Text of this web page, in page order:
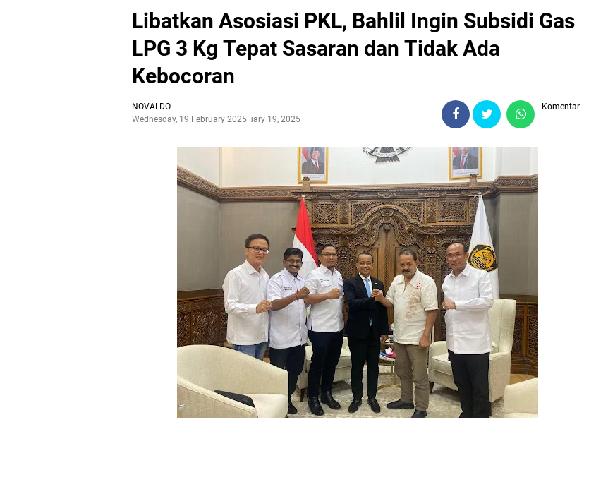
Libatkan Asosiasi PKL, Bahlil Ingin Subsidi Gas
LPG 3 Kg Tepat Sasaran dan Tidak Ada
Kebocoran
NOVALDO
Wednesday, 19 February 2025February 19, 2025
Komentar